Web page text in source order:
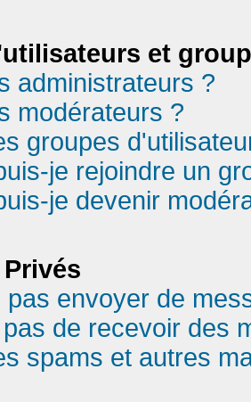
et
administrateurs ?
modérateurs ?
groupes
je rejoindre un
je devenir
pas envoyer de
de recevoir des
spams et autres